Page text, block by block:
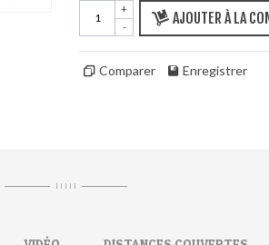
-
+
AJOUTER À LA
Comparer Enregistrer
I I I I I